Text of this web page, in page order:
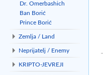
Dr. Omerbashich
Ban Borić
Prince Borić
Zemlja / Land
Neprijatelj / Enemy
KRIPTO-JEVREJI